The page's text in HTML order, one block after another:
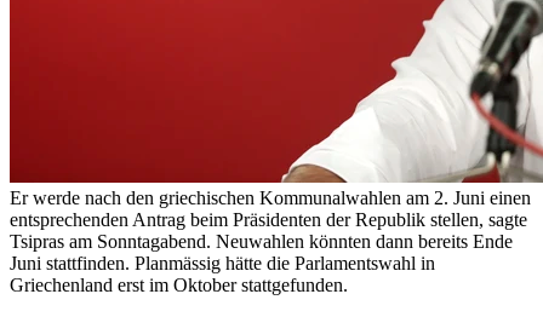
Er werde nach den griechischen Kommunalwahlen am 2. Juni einen
entsprechenden Antrag beim Präsidenten der Republik stellen, sagte
Tsipras am Sonntagabend. Neuwahlen könnten dann bereits Ende
Juni stattfinden. Planmässig hätte die Parlamentswahl in
Griechenland erst im Oktober stattgefunden.